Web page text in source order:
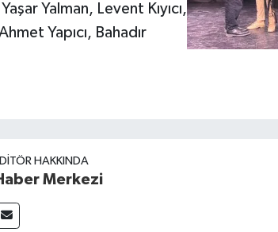
Yalman, Levent Kıyıcı,
Yapıcı, Bahadır
HAKKINDA
Merkezi